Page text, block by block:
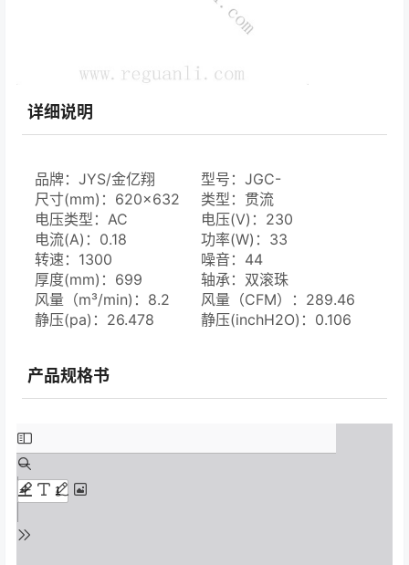
详细说明
品牌：JYS/金亿翔
型号：JGC-
06560A1223-3B
尺寸(mm)：620×632
类型：贯流
电压类型：AC
电压(V)：230
电流(A)：0.18
功率(W)：33
转速：1300
噪音：44
厚度(mm)：699
轴承：双滚珠
风量（m³/min)：8.2
风量（CFM）：289.46
静压(pa)：26.478
静压(inchH2O)：0.106
产品规格书